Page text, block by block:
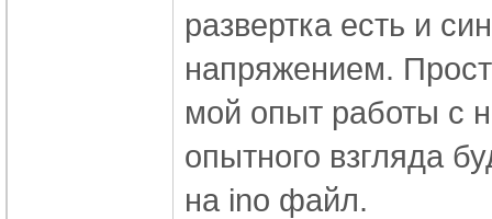
развертка есть и
напряжением.
мой опыт работы с
опытного взгляда
на ino файл.